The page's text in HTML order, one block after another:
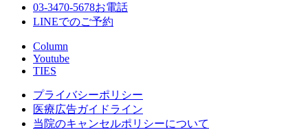
03-3470-5678お電話
LINEでのご予約
Column
Youtube
TIES
プライバシーポリシー
医療広告ガイドライン
当院のキャンセルポリシーについて